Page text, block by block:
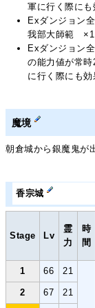
軍に行く際にも
Exダンジョン
我部大師範 ×1
Exダンジョン
の能力値が常
に行く際にも効
魔境
朝倉城から銀魔鬼が
香宗城
Stage Lv
霊
力
時
間
1 66 21
2 67 21